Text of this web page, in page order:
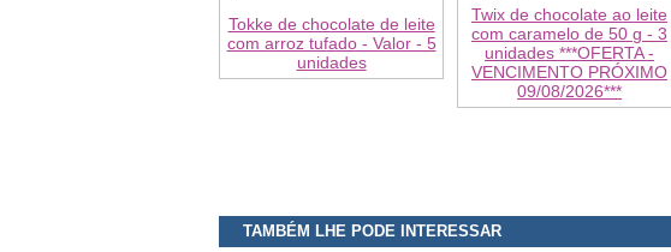
Tokke de chocolate de leite
com arroz tufado - Valor - 5
unidades
Twix de chocolate ao leite
com caramelo de 50 g - 3
unidades ***OFERTA -
VENCIMENTO PRÓXIMO
09/08/2026***
TAMBÉM LHE PODE INTERESSAR